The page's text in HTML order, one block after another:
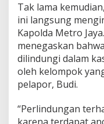
Tak lama
ini langsung
Kapolda Metro
menegaskan
dilindungi dalam
oleh kelompok
pelapor, Budi.
“Perlindungan